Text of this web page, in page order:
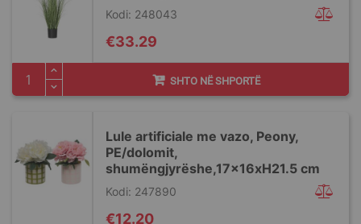
Kodi: 248043
€33.29
SHTO NË SHPORTË
Lule artificiale me vazo, Peony,
PE/dolomit,
shumëngjyrëshe,17x16xH21.5 cm
Kodi: 247890
€12.20